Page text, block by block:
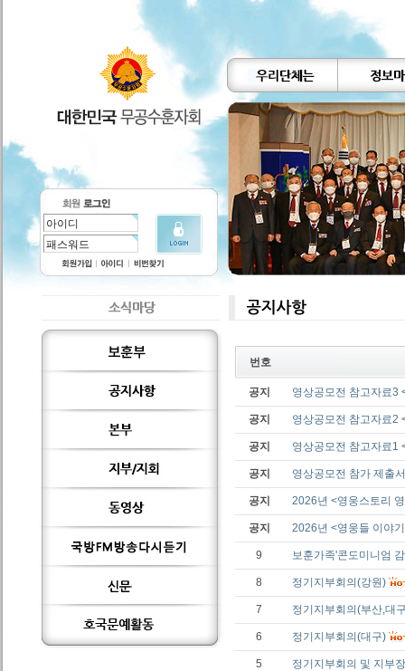
번호
공지 영상공모전 참고자료
공지 영상공모전 참고자료
공지 영상공모전 참고자료1
공지 영상공모전 참가 제출
공지 2026년 <영웅스토리
공지 2026년 <영웅들 이야
9 보훈가족'콘도미니엄
8 정기지부회의(강원)
7 정기지부회의(부산,대
6 정기지부회의(대구)
5 정기지부회의 및 지부